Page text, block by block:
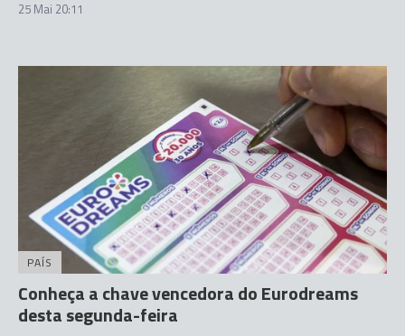
25 Mai 20:11
PAÍS
Conheça a chave vencedora do Eurodreams
desta segunda-feira